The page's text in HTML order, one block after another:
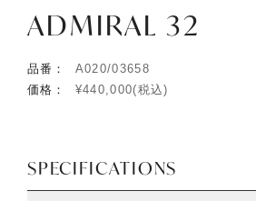
ADMIRAL 32
品番：
A020/03658
価格：
¥440,000(税込)
SPECIFICATIONS